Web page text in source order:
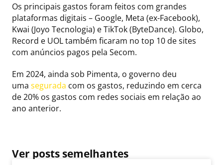
Os principais gastos foram feitos com grandes
plataformas digitais – Google, Meta (ex-Facebook),
Kwai (Joyo Tecnologia) e TikTok (ByteDance). Globo,
Record e UOL também ficaram no top 10 de sites
com anúncios pagos pela Secom.
Em 2024, ainda sob Pimenta, o governo deu
uma segurada com os gastos, reduzindo em cerca
de 20% os gastos com redes sociais em relação ao
ano anterior.
Ver posts semelhantes